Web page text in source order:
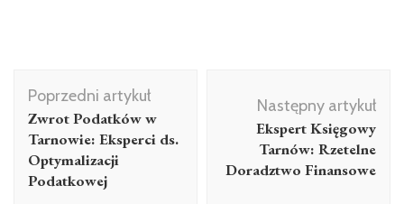
Nawigacja
wpisu
Poprzedni artykuł
Zwrot Podatków w
Tarnowie: Eksperci ds.
Optymalizacji
Podatkowej
Następny artykuł
Ekspert Księgowy
Tarnów: Rzetelne
Doradztwo Finansowe